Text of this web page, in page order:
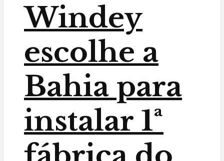
Windey
escolhe a
Bahia para
instalar 1ª